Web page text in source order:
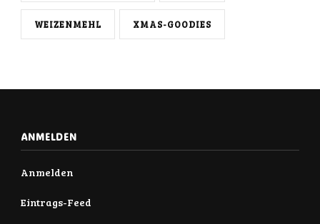
WEIZENMEHL XMAS-GOODIES
ANMELDEN
Anmelden
Eintrags-Feed